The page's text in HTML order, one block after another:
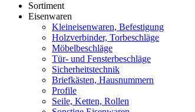
Sortiment
Eisenwaren
Kleineisenwaren, Befestigung
Holzverbinder, Torbeschläge
Möbelbeschläge
Tür- und Fensterbeschläge
Sicherheitstechnik
Briefkästen, Hausnummern
Profile
Seile, Ketten, Rollen